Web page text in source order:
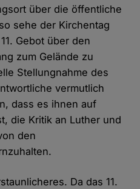
über die öffentliche
sehe der Kirchentag
Gebot über den
zum Gelände zu
Stellungnahme des
vermutlich
dass es ihnen auf
die Kritik an Luther und
den
Da das 11.